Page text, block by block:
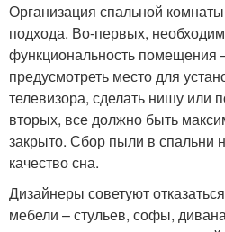
Организация спальной
подхода. Во-первых,
функциональность помещения
предусмотреть место для
телевизора, сделать нишу или
вторых, все должно быть
закрыто. Сбор пыли в спальни
качество сна.
Дизайнеры советуют
мебели – стульев, софы,